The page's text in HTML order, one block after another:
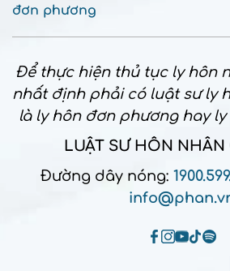
đơn phương
Để thực hiện thủ tục ly hôn
nhất định phải có luật sư ly
là ly hôn đơn phương hay
LUẬT SƯ HÔN NHÂN
Đường dây nóng: